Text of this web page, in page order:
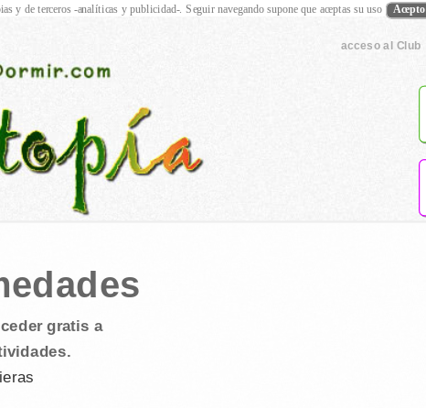
acceso al Club
gratis a
y de terceros -analíticas y publicidad-. Seguir navegando supone que aceptas su uso Acepto